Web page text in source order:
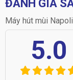
ĐÁNH GIÁ
Máy hút mùi
5.0